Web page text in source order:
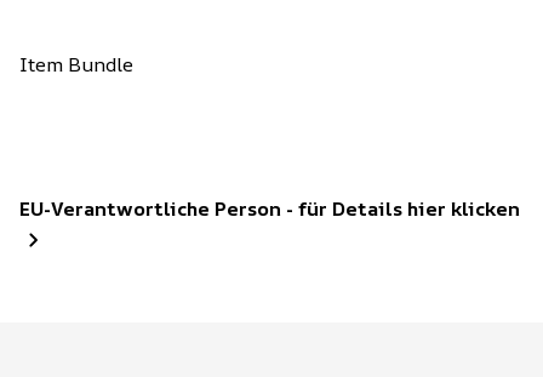
Item Bundle
EU-Verantwortliche Person - für Details hier klicken